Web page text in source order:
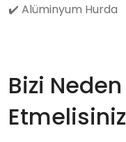
✔️ Alüminyum Hurda
Bizi